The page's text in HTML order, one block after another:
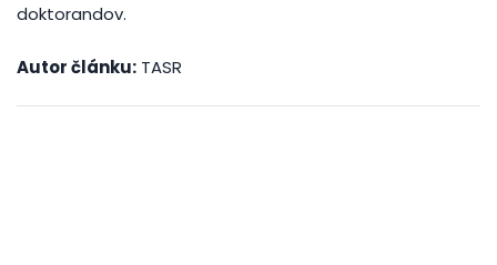
doktorandov.
Autor článku: TASR